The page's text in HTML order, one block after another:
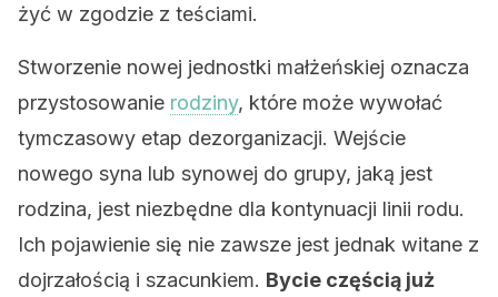
żyć w zgodzie z teściami.
Stworzenie nowej jednostki małżeńskiej oznacza
przystosowanie rodziny, które może wywołać
tymczasowy etap dezorganizacji. Wejście
nowego syna lub synowej do grupy, jaką jest
rodzina, jest niezbędne dla kontynuacji linii rodu.
Ich pojawienie się nie zawsze jest jednak witane z
dojrzałością i szacunkiem. Bycie częścią już